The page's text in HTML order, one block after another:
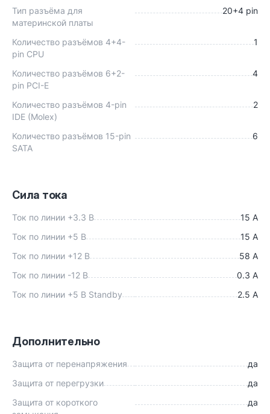
Тип разъёма для
материнской платы
20+4 pin
Количество разъёмов 4+4-
pin CPU
1
Количество разъёмов 6+2-
pin PCI-E
4
Количество разъёмов 4-pin
IDE (Molex)
2
Количество разъёмов 15-pin
SATA
6
Сила тока
Ток по линии +3.3 В
15 A
Ток по линии +5 В
15 A
Ток по линии +12 В
58 A
Ток по линии -12 В
0.3 A
Ток по линии +5 В Standby
2.5 A
Дополнительно
Защита от перенапряжения
да
Защита от перегрузки
да
Защита от короткого
да